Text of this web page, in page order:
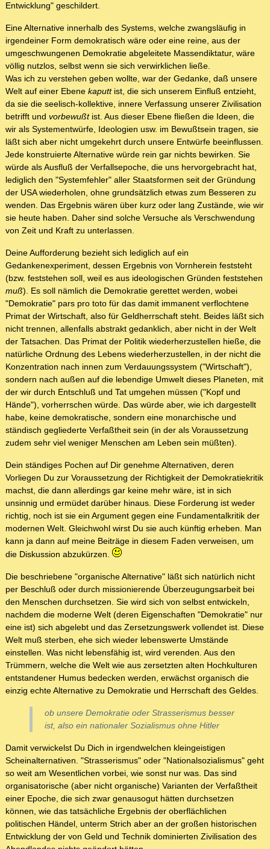
Entwicklung" geschildert.
Eine Alternative innerhalb des Systems, welche zwangsläufig in
irgendeiner Form demokratisch wäre oder eine reine, aus der
umgeschwungenen Demokratie abgeleitete Massendiktatur, wäre
völlig nutzlos, selbst wenn sie sich verwirklichen ließe.
Was ich zu verstehen geben wollte, war der Gedanke, daß unsere
Welt auf einer Ebene kaputtist, die sich unserem Einfluß entzieht,
da sie die seelisch-kollektive, innere Verfassung unserer Zivilisation
betrifft und vorbewußtist. Aus dieser Ebene fließen die Ideen, die
wir als Systementwürfe, Ideologien usw. im Bewußtsein tragen, sie
läßt sich aber nicht umgekehrt durch unsere Entwürfe beeinflussen.
Jede konstruierte Alternative würde rein gar nichts bewirken. Sie
würde als Ausfluß der Verfallsepoche, die uns hervorgebracht hat,
lediglich den "Systemfehler" aller Staatsformen seit der Gründung
der USA wiederholen, ohne grundsätzlich etwas zum Besseren zu
wenden. Das Ergebnis wären über kurz oder lang Zustände, wie wir
sie heute haben. Daher sind solche Versuche als Verschwendung
von Zeit und Kraft zu unterlassen.
Deine Aufforderung bezieht sich lediglich auf ein
Gedankenexperiment, dessen Ergebnis von Vornherein feststeht
(bzw. feststehen soll, weil es aus ideologischen Gründen feststehen
muß). Es soll nämlich die Demokratie gerettet werden, wobei
"Demokratie" pars pro toto für das damit immanent verflochtene
Primat der Wirtschaft, also für Geldherrschaft steht. Beides läßt sich
nicht trennen, allenfalls abstrakt gedanklich, aber nicht in der Welt
der Tatsachen. Das Primat der Politik wiederherzustellen hieße, die
natürliche Ordnung des Lebens wiederherzustellen, in der nicht die
Konzentration nach innen zum Verdauungssystem ("Wirtschaft"),
sondern nach außen auf die lebendige Umwelt dieses Planeten, mit
der wir durch Entschluß und Tat umgehen müssen ("Kopf und
Hände"), vorherrschen würde. Das würde aber, wie ich dargestellt
habe, keine demokratische, sondern eine monarchische und
ständisch gegliederte Verfaßtheit sein (in der als Voraussetzung
zudem sehr viel weniger Menschen am Leben sein müßten).
Dein ständiges Pochen auf Dir genehme Alternativen, deren
Vorliegen Du zur Voraussetzung der Richtigkeit der Demokratiekritik
machst, die dann allerdings gar keine mehr wäre, ist in sich
unsinnig und ermüdet darüber hinaus. Diese Forderung ist weder
richtig, noch ist sie ein Argument gegen eine Fundamentalkritik der
modernen Welt. Gleichwohl wirst Du sie auch künftig erheben. Man
kann ja dann auf meine Beiträge in diesem Faden verweisen, um
die Diskussion abzukürzen.
Die beschriebene "organische Alternative" läßt sich natürlich nicht
per Beschluß oder durch missionierende Überzeugungsarbeit bei
den Menschen durchsetzen. Sie wird sich von selbst entwickeln,
nachdem die moderne Welt (deren Eigenschaften "Demokratie" nur
eine ist) sich abgelebt und das Zersetzungswerk vollendet ist. Diese
Welt muß sterben, ehe sich wieder lebenswerte Umstände
einstellen. Was nicht lebensfähig ist, wird verenden. Aus den
Trümmern, welche die Welt wie aus zersetzten alten Hochkulturen
entstandener Humus bedecken werden, erwächst organisch die
einzig echte Alternative zu Demokratie und Herrschaft des Geldes.
ob unsere Demokratie oder Strasserismus besser
ist, also ein nationaler Sozialismus ohne Hitler
Damit verwickelst Du Dich in irgendwelchen kleingeistigen
Scheinalternativen. "Strasserismus" oder "Nationalsozialismus" geht
so weit am Wesentlichen vorbei, wie sonst nur was. Das sind
organisatorische (aber nicht organische) Varianten der Verfaßtheit
einer Epoche, die sich zwar genausogut hätten durchsetzen
können, wie das tatsächliche Ergebnis der oberflächlichen
politischen Händel, unterm Strich aber an der großen historischen
Entwicklung der von Geld und Technik dominierten Zivilisation des